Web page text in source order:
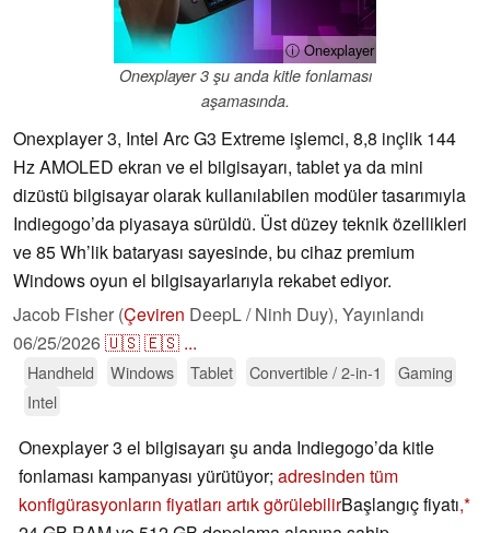
ⓘ Onexplayer
Onexplayer 3 şu anda kitle fonlaması
aşamasında.
Onexplayer 3, Intel Arc G3 Extreme işlemci, 8,8 inçlik 144
Hz AMOLED ekran ve el bilgisayarı, tablet ya da mini
dizüstü bilgisayar olarak kullanılabilen modüler tasarımıyla
Indiegogo’da piyasaya sürüldü. Üst düzey teknik özellikleri
ve 85 Wh’lik bataryası sayesinde, bu cihaz premium
Windows oyun el bilgisayarlarıyla rekabet ediyor.
Jacob Fisher (Çeviren DeepL / Ninh Duy), Yayınlandı
06/25/2026🇺🇸🇪🇸 ...
Handheld Windows Tablet Convertible / 2-in-1
Gaming
Intel
Onexplayer 3 el bilgisayarı şu anda Indiegogo’da kitle
fonlaması kampanyası yürütüyor; adresinden tüm
konfigürasyonların fiyatları artık görülebilirBaşlangıç fiyatı,